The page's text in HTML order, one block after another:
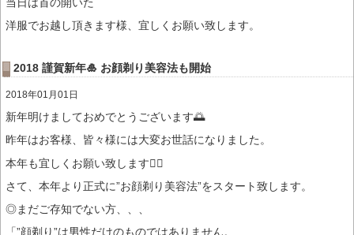
当日は首の開いた
洋服でお越し頂きます様、宜しくお願い致します。
2018 謹賀新年🎍 お顔剃り美容法も開始
2018年01月01日
新年明けましておめでとうございます🌅
昨年はお客様、皆々様には大変お世話になりました。
本年も宜しくお願い致します🙇‍♂️
さて、本年より正式に”お顔剃り美容法”をスタート致します。
◎まだご存知でない方、、、
「”顔剃り”は男性だけのものではありません。